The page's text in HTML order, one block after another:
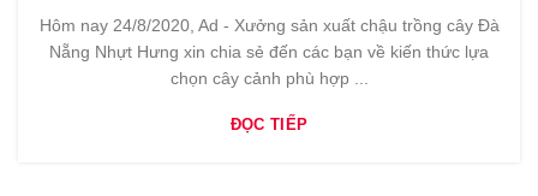
Hôm nay 24/8/2020, Ad - Xưởng sản xuất chậu trồng cây Đà
Nẵng Nhựt Hưng xin chia sẻ đến các bạn về kiến thức lựa
chọn cây cảnh phù hợp ...
ĐỌC TIẾP